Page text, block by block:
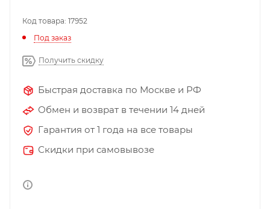
Код товара: 17952
Под заказ
Получить скидку
Быстрая доставка по Москве и РФ
Обмен и возврат в течении 14 дней
Гарантия от 1 года на все товары
Скидки при самовывозе